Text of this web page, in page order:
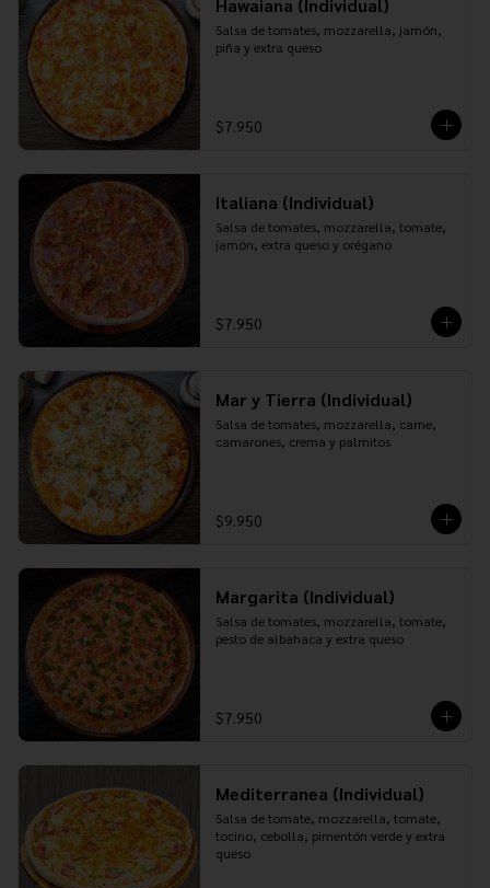
Hawaiana (Individual)
Salsa de tomates, mozzarella, jamón,
piña y extra queso
$7.950
Italiana (Individual)
Salsa de tomates, mozzarella, tomate,
jamón, extra queso y orégano
$7.950
Mar y Tierra (Individual)
Salsa de tomates, mozzarella, carne,
camarones, crema y palmitos
$9.950
Margarita (Individual)
Salsa de tomates, mozzarella, tomate,
pesto de albahaca y extra queso
$7.950
Mediterranea (Individual)
Salsa de tomate, mozzarella, tomate,
tocino, cebolla, pimentón verde y extra
queso